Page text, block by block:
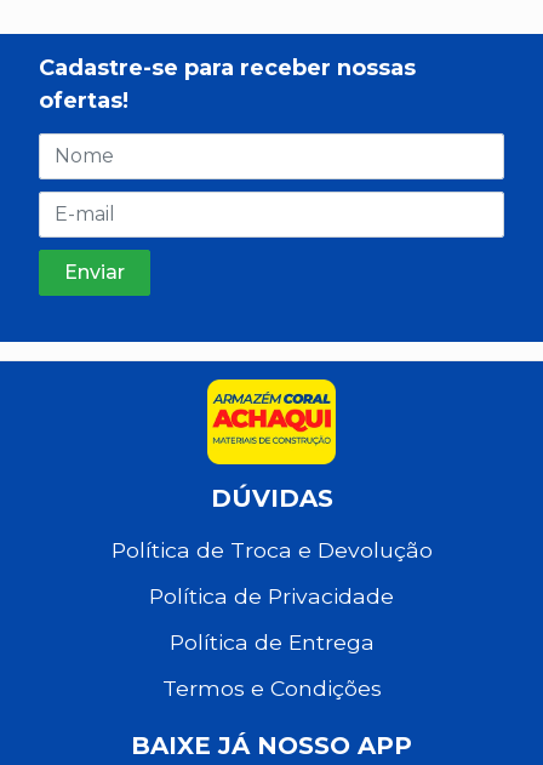
Cadastre-se para receber nossas
ofertas!
DÚVIDAS
Política de Troca e Devolução
Política de Privacidade
Política de Entrega
Termos e Condições
BAIXE JÁ NOSSO APP